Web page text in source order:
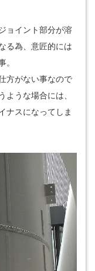
ョイント部分が溶
る為、意匠的には
。
方がない事なので
ような場合には、
ナスになってしま